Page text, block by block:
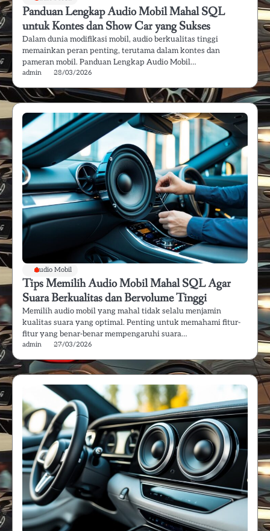
Panduan Lengkap Audio Mobil Mahal SQL
untuk Kontes dan Show Car yang Sukses
Dalam dunia modifikasi mobil, audio berkualitas tinggi
memainkan peran penting, terutama dalam kontes dan
pameran mobil. Panduan Lengkap Audio Mobil…
admin 28/03/2026
Audio Mobil
Tips Memilih Audio Mobil Mahal SQL Agar
Suara Berkualitas dan Bervolume Tinggi
Memilih audio mobil yang mahal tidak selalu menjamin
kualitas suara yang optimal. Penting untuk memahami fitur-
fitur yang benar-benar mempengaruhi suara…
admin 27/03/2026